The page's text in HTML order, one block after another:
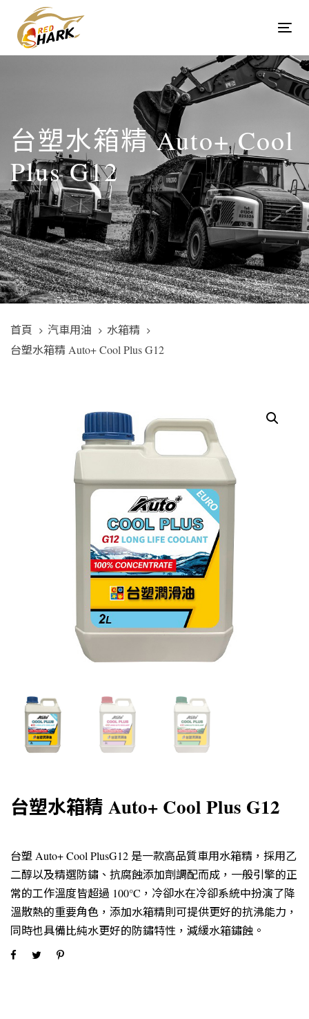
links
content
台塑水箱精 Auto+ Cool
Plus G12
首頁 汽車用油
水箱精
台塑水箱精 Auto+ Cool Plus G12
台塑水箱精 Auto+ Cool Plus G12
台塑 Auto+ Cool PlusG12 是一款高品質車用水箱精，採用乙
二醇以及精選防鏽、抗腐蝕添加劑調配而成，一般引擎的正
常的工作溫度皆超過 100°C，冷卻水在冷卻系統中扮演了降
溫散熱的重要角色，添加水箱精則可提供更好的抗沸能力，
同時也具備比純水更好的防鏽特性，減緩水箱鏽蝕。